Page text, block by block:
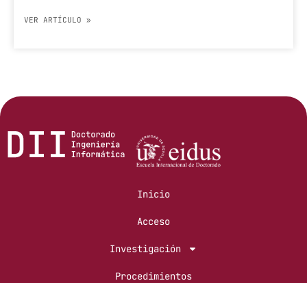
VER ARTÍCULO »
Inicio
Acceso
Investigación
Procedimientos